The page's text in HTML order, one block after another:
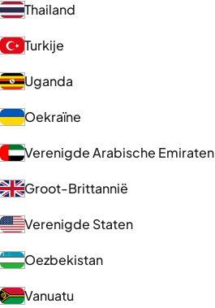
Thailand
Turkije
Uganda
Oekraïne
Verenigde Arabische Emiraten
Groot-Brittannië
Verenigde Staten
Oezbekistan
Vanuatu